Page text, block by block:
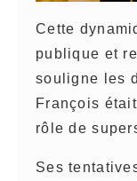
Cette
publique et
souligne les
François
rôle de
Ses